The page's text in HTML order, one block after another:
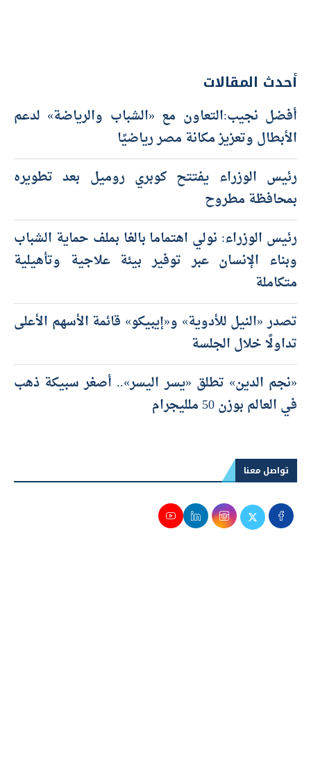
أحدث المقالات
أفضل نجيب:التعاون مع «الشباب والرياضة» لدعم
الأبطال وتعزيز مكانة مصر رياضيًا
رئيس الوزراء يفتتح كوبري روميل بعد تطويره
بمحافظة مطروح
رئيس الوزراء: نولي اهتماما بالغا بملف حماية الشباب
وبناء الإنسان عبر توفير بيئة علاجية وتأهيلية
متكاملة
تصدر «النيل للأدوية» و«إيبيكو» قائمة الأسهم الأعلى
تداولًا خلال الجلسة
«نجم الدين» تطلق «يسر اليسر».. أصغر سبيكة ذهب
في العالم بوزن 50 ملليجرام
تواصل معنا